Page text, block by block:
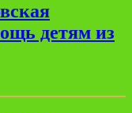
детям из